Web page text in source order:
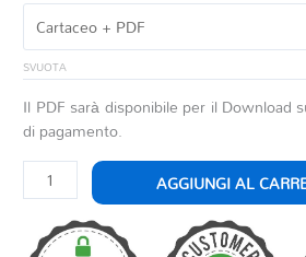
SVUOTA
Il PDF sarà disponibile per il Download
di pagamento.
FANTASIA
DA
CONCERTO
DA
AGGIUNGI AL